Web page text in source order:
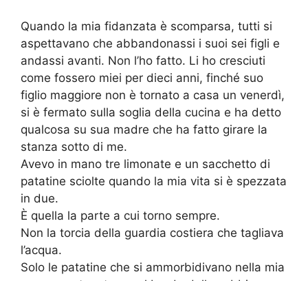
Quando la mia fidanzata è scomparsa, tutti si
aspettavano che abbandonassi i suoi sei figli e
andassi avanti. Non l’ho fatto. Li ho cresciuti
come fossero miei per dieci anni, finché suo
figlio maggiore non è tornato a casa un venerdì,
si è fermato sulla soglia della cucina e ha detto
qualcosa su sua madre che ha fatto girare la
stanza sotto di me.
Avevo in mano tre limonate e un sacchetto di
patatine sciolte quando la mia vita si è spezzata
in due.
È quella la parte a cui torno sempre.
Non la torcia della guardia costiera che tagliava
l’acqua.
Solo le patatine che si ammorbidivano nella mia